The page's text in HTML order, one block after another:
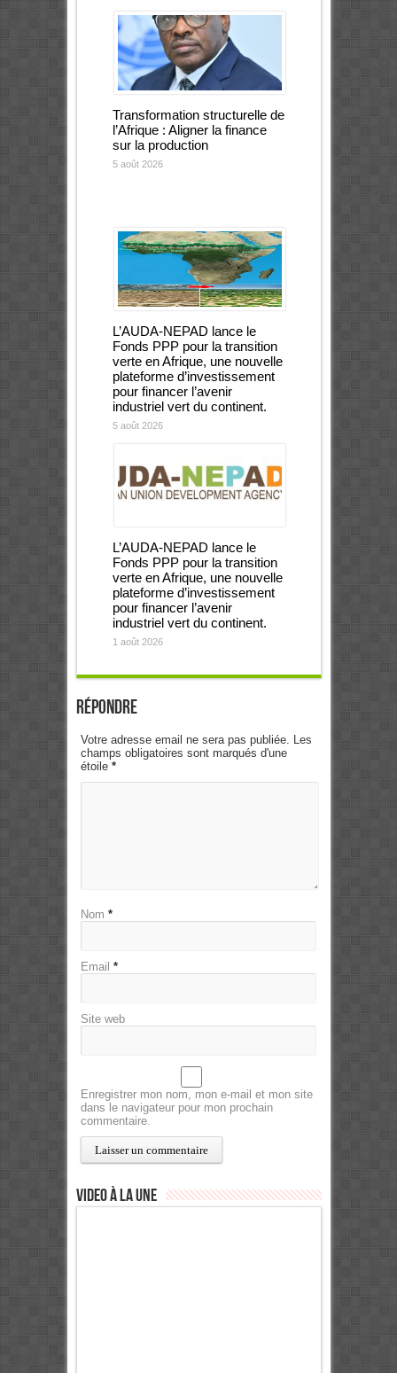
Transformation structurelle de
l’Afrique : Aligner la finance
sur la production
5 août 2026
L’AUDA-NEPAD lance le
Fonds PPP pour la transition
verte en Afrique, une nouvelle
plateforme d’investissement
pour financer l’avenir
industriel vert du continent.
5 août 2026
L’AUDA-NEPAD lance le
Fonds PPP pour la transition
verte en Afrique, une nouvelle
plateforme d’investissement
pour financer l’avenir
industriel vert du continent.
1 août 2026
Répondre
Votre adresse email ne sera pas publiée. Les
champs obligatoires sont marqués d'une
étoile *
Nom *
Email *
Site web
Enregistrer mon nom, mon e-mail et mon site
dans le navigateur pour mon prochain
commentaire.
Video à la Une